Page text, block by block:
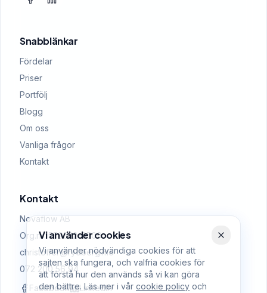
Snabblänkar
Fördelar
Priser
Portfölj
Blogg
Om oss
Vanliga frågor
Kontakt
Kontakt
Novaflow AB
Org.nr: 559522-0509
christoffer@rydberg.me
072 200 56 94
Facebook
LinkedIn
Vi använder cookies
Vi använder nödvändiga cookies för att
sajten ska fungera, och valfria cookies för
att förstå hur den används så vi kan göra
den bättre. Läs mer i vår cookie policy och